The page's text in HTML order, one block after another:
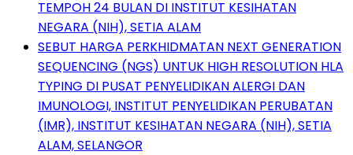
TEMPOH 24 BULAN DI INSTITUT KESIHATAN
NEGARA (NIH), SETIA ALAM
SEBUT HARGA PERKHIDMATAN NEXT GENERATION
SEQUENCING (NGS) UNTUK HIGH RESOLUTION HLA
TYPING DI PUSAT PENYELIDIKAN ALERGI DAN
IMUNOLOGI, INSTITUT PENYELIDIKAN PERUBATAN
(IMR), INSTITUT KESIHATAN NEGARA (NIH), SETIA
ALAM, SELANGOR